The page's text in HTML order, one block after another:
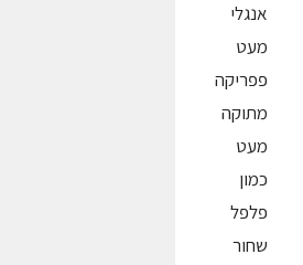
אנגלי
מעט
פפריקה
מתוקה
מעט
כמון
פלפל
שחור